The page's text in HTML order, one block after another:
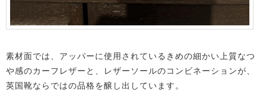
素材面では、アッパーに使用されているきめの細かい上質なつ
や感のカーフレザーと、レザーソールのコンビネーションが、
英国靴ならではの品格を醸し出しています。